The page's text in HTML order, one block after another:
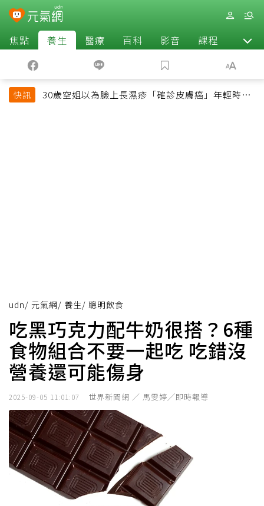
焦點 養生 醫療 百科 影音 課程 退休
快訊
30歲空姐以為臉上長濕疹「確診皮膚癌」年輕時一
udn/ 元氣網/ 養生/ 聰明飲食
吃黑巧克力配牛奶很搭？6種
食物組合不要一起吃 吃錯沒
營養還可能傷身
2025-09-05 11:01:07 世界新聞網 ／ 馬雯婷╱即時報導